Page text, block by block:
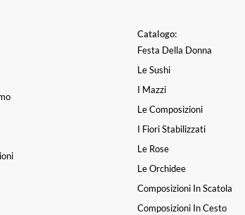
Catalogo:
Festa Della Donna
Le Sushi
I Mazzi
Le Composizioni
I Fiori Stabilizzati
Le Rose
Le Orchidee
Composizioni In Scatola
Composizioni In Cesto